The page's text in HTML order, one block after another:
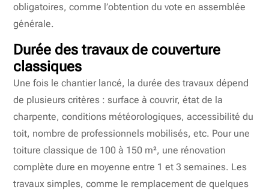
obligatoires, comme l’obtention du vote en assemblée
générale.
Durée des travaux de couverture
classiques
Une fois le chantier lancé, la durée des travaux dépend
de plusieurs critères : surface à couvrir, état de la
charpente, conditions météorologiques, accessibilité du
toit, nombre de professionnels mobilisés, etc. Pour une
toiture classique de 100 à 150 m², une rénovation
complète dure en moyenne entre 1 et 3 semaines. Les
travaux simples, comme le remplacement de quelques